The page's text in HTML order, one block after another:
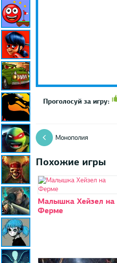
Проголосуй за игру:
Монополия
Похожие игры
Малышка Хейзел на
Ферме